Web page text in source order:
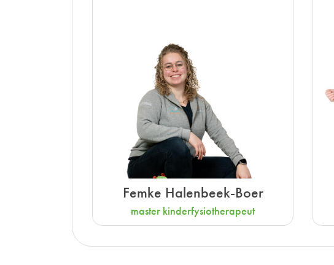
Femke Halenbeek-Boer
master kinderfysiotherapeut